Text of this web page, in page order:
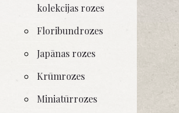
kolekcijas rozes
Floribundrozes
Japānas rozes
Krūmrozes
Miniatūrrozes